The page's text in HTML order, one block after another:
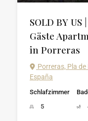
SOLD BY
Gäste
in Porreras
Porreras, Pla
España
Schlafzimmer
5